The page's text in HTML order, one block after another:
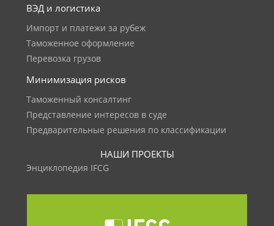
ВЭД и логистика
Импорт и платежи за рубеж
Таможенное оформление
Перевозка грузов
Минимизация рисков
Таможенный консалтинг
Представление интересов в суде
Предварительные решения по классификации
НАШИ ПРОЕКТЫ
Энциклопедия IFCG